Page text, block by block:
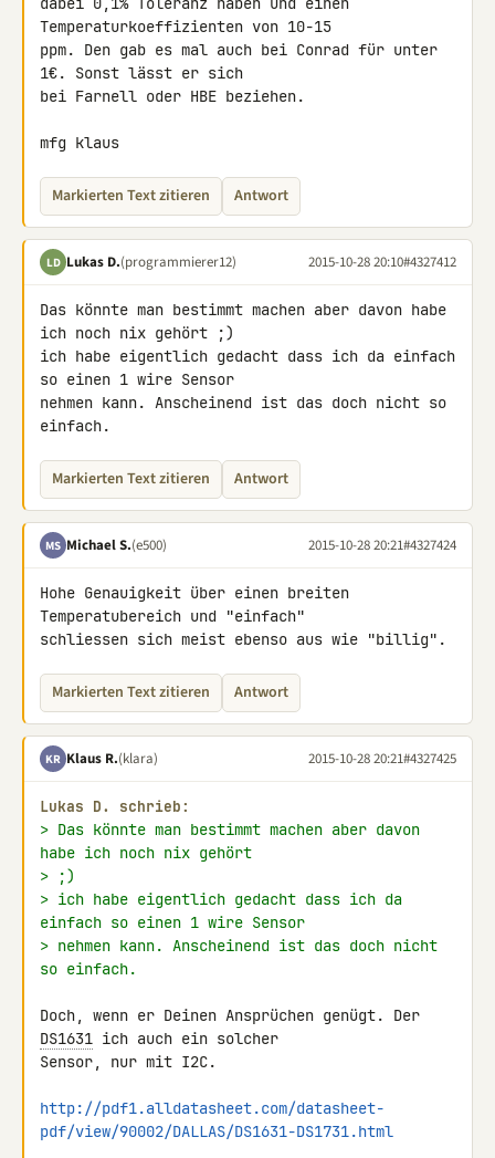
Temperaturkoeffizienten von 10-15
ppm. Den gab es mal auch bei Conrad für unter
1€. Sonst lässt er sich
bei Farnell oder HBE beziehen.
mfg klaus
Markierten Text zitieren Antwort
LD Lukas D.(programmierer12) 2015-10-28 20:10#4327412
Das könnte man bestimmt machen aber davon habe
ich noch nix gehört ;)
ich habe eigentlich gedacht dass ich da einfach
so einen 1 wire Sensor
nehmen kann. Anscheinend ist das doch nicht so
einfach.
Markierten Text zitieren Antwort
MS Michael S.(e500) 2015-10-28 20:21#4327424
Hohe Genauigkeit über einen breiten
Temperatubereich und "einfach"
schliessen sich meist ebenso aus wie "billig".
Markierten Text zitieren Antwort
KR Klaus R.(klara) 2015-10-28 20:21#4327425
Lukas D. schrieb:
> Das könnte man bestimmt machen aber davon
habe ich noch nix gehört
> ;)
> ich habe eigentlich gedacht dass ich da
einfach so einen 1 wire Sensor
> nehmen kann. Anscheinend ist das doch nicht
so einfach.
DS1631 ich auch ein solcher
Sensor, nur mit I2C.
http://pdf1.alldatasheet.com/datasheet-
pdf/view/90002/DALLAS/DS1631-DS1731.html